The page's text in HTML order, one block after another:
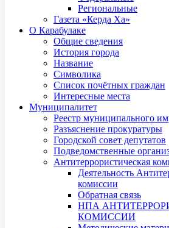
Региональные
Газета «Керда Ха»
О Карабулаке
Общие сведения
История города
Название
Символика
Список почётных граждан
Интересные места
Муниципалитет
Реестр муниципального
Разъяснение прокуратуры
Городской совет депутатов
Подведомственные
Антитеррористическая
Деятельность
комиссии
Обратная связь
НПА
КОМИССИИ